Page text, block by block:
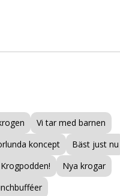
Vi tar med barnen
koncept
Bäst just nu
Nya krogar